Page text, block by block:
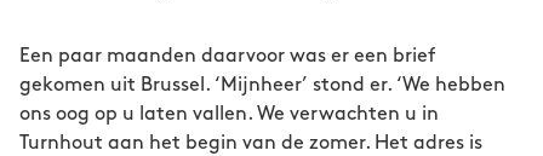
Een paar maanden daarvoor was er een brief
gekomen uit Brussel. ‘Mijnheer’ stond er. ‘We hebben
ons oog op u laten vallen. We verwachten u in
Turnhout aan het begin van de zomer. Het adres is